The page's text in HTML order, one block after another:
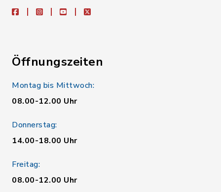
facebookinstagramyoutubeX
Öffnungszeiten
Montag bis Mittwoch:
08.00-12.00 Uhr
Donnerstag:
14.00-18.00 Uhr
Freitag:
08.00-12.00 Uhr